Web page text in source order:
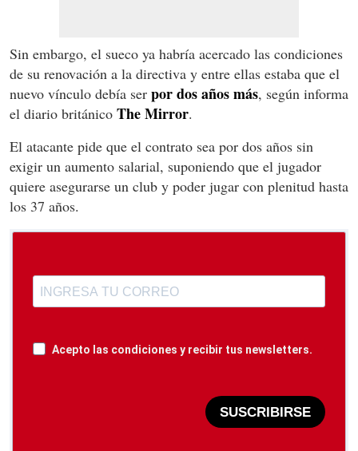
Sin embargo, el sueco ya habría acercado las condiciones
de su renovación a la directiva y entre ellas estaba que el
nuevo vínculo debía ser por dos años más, según informa
el diario británico The Mirror.
El atacante pide que el contrato sea por dos años sin
exigir un aumento salarial, suponiendo que el jugador
quiere asegurarse un club y poder jugar con plenitud hasta
los 37 años.
Acepto las condiciones y recibir tus newsletters.
SUSCRIBIRSE